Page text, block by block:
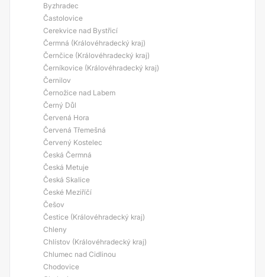
Byzhradec
Častolovice
Cerekvice nad Bystřicí
Čermná (Královéhradecký kraj)
Černčice (Královéhradecký kraj)
Černíkovice (Královéhradecký kraj)
Černilov
Černožice nad Labem
Černý Důl
Červená Hora
Červená Třemešná
Červený Kostelec
Česká Čermná
Česká Metuje
Česká Skalice
České Meziříčí
Češov
Čestice (Královéhradecký kraj)
Chleny
Chlístov (Královéhradecký kraj)
Chlumec nad Cidlinou
Chodovice